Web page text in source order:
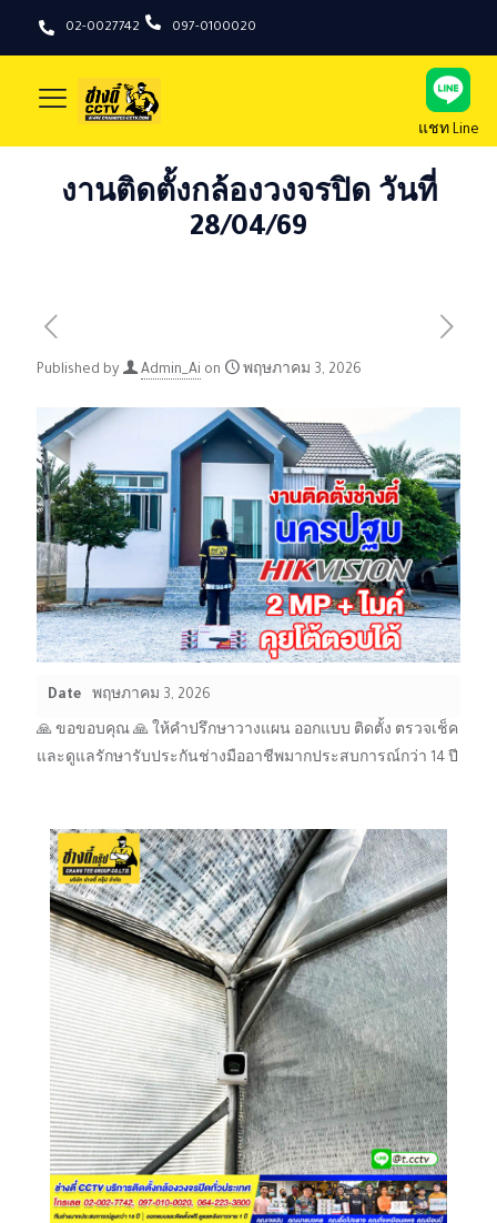
02-0027742 097-0100020
แชท Line
งานติดตั้งกล้องวงจรปิด วันที่
28/04/69
Published by Admin_Ai on พฤษภาคม 3, 2026
Date พฤษภาคม 3, 2026
🙏 ขอขอบคุณ 🙏 ให้คำปรึกษาวางแผน ออกแบบ ติดตั้ง ตรวจเช็ค
และดูแลรักษารับประกันช่างมืออาชีพมากประสบการณ์กว่า 14 ปี